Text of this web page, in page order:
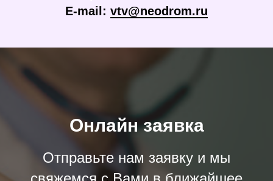
E-mail: vtv@neodrom.ru
Онлайн заявка
Отправьте нам заявку и мы